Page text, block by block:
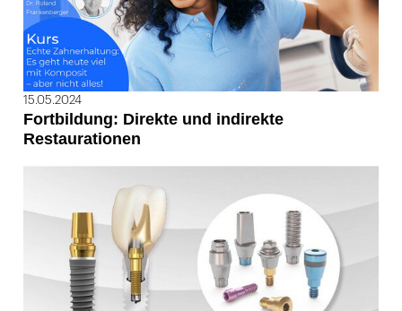
15.05.2024
Fortbildung: Direkte und indirekte
Restaurationen